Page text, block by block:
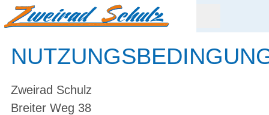
Zweirad Schulz
Breiter Weg 38